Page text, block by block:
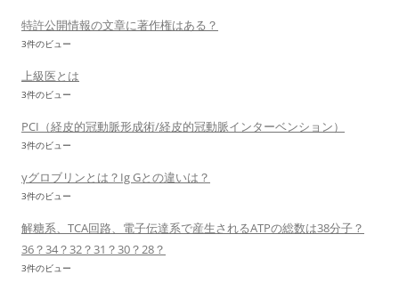
特許公開情報の文章に著作権はある？
3件のビュー
上級医とは
3件のビュー
PCI（経皮的冠動脈形成術/経皮的冠動脈インターベンション）
3件のビュー
γグロブリンとは？Ig Gとの違いは？
3件のビュー
解糖系、TCA回路、電子伝達系で産生されるATPの総数は38分子？
36？34？32？31？30？28？
3件のビュー